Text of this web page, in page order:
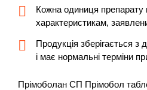
Кожна одиниця препарату
характеристикам,
Продукція зберігається з
і має нормальні терміни
Прімоболан СП Прімобол